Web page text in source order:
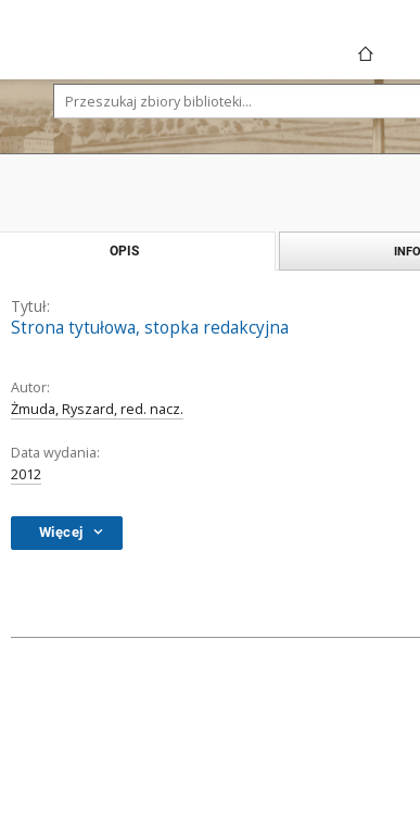
OPIS
Tytuł:
Strona tytułowa, stopka redakcyjna
Autor:
Żmuda, Ryszard, red. nacz.
Data wydania:
2012
Więcej